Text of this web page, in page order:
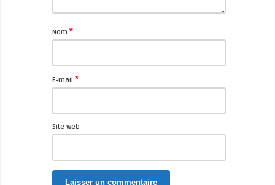
Nom *
E-mail *
Site web